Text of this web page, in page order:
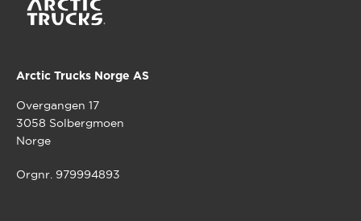
Arctic Trucks Norge AS
Overgangen 17
3058 Solbergmoen
Norge
Orgnr. 979994893